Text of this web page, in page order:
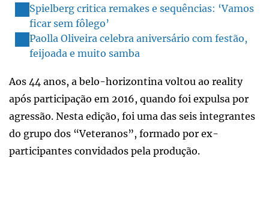
Spielberg critica remakes e sequências: ‘Vamos
ficar sem fôlego’
Paolla Oliveira celebra aniversário com festão,
feijoada e muito samba
Aos 44 anos, a belo-horizontina voltou ao reality
após participação em 2016, quando foi expulsa por
agressão. Nesta edição, foi uma das seis integrantes
do grupo dos “Veteranos”, formado por ex-
participantes convidados pela produção.